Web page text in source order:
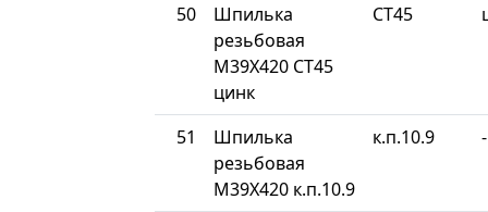
50
Шпилька
резьбовая
М39Х420 СТ45
цинк
СТ45
51
Шпилька
резьбовая
М39Х420 к.п.10.9
к.п.10.9 -